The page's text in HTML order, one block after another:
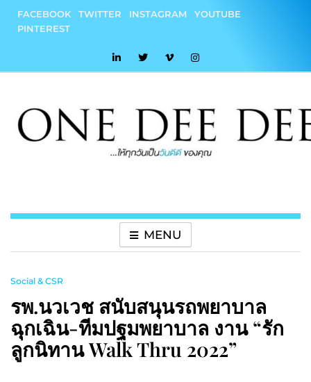
content
FACEBOOK TWITTER INSTAGRAM
YOUTUBE
PINTEREST
MENU
Social & CSR
รพ.นวเวช สนับสนุนรถพยาบาล
ฉุกเฉิน-ทีมปฐมพยาบาล งาน “รัก
ลูกนิทาน Walk Thru 2022”